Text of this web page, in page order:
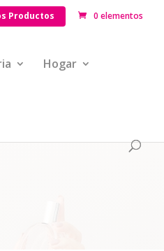
Productos 0 elementos
Hogar